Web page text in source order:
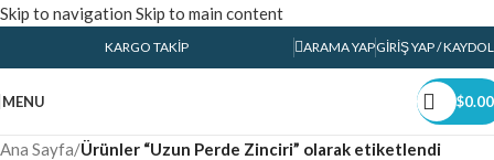
Skip to navigation Skip to main content
KARGO TAKIP ARAMA YAPGIRIŞ YAP / KAYDOL
MENU $0.00
Ana Sayfa/Ürünler “Uzun Perde Zinciri” olarak etiketlendi